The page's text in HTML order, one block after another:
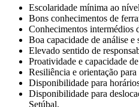
Escolaridade mínima ao
Bons conhecimentos de
Conhecimentos intermédios
Boa capacidade de análise e
Elevado sentido de
Proatividade e capacidade
Resiliência e orientação
Disponibilidade para
Disponibilidade para
Setúbal.